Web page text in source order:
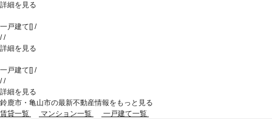
詳細を見る
一戸建て [] /
//
詳細を見る
一戸建て [] /
//
詳細を見る
鈴鹿市・亀山市の最新不動産情報をもっと見る
賃貸一覧
マンション一覧 一戸建て一覧